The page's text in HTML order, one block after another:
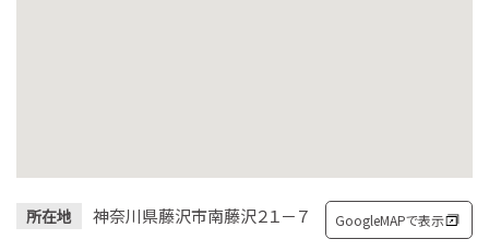
所在地 神奈川県藤沢市南藤沢２１－７ GoogleMAPで表示